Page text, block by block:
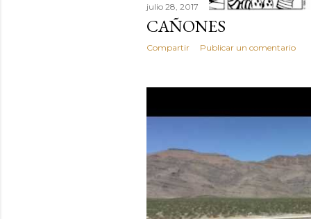
julio 28, 2017
CAÑONES
Compartir Publicar un comentario